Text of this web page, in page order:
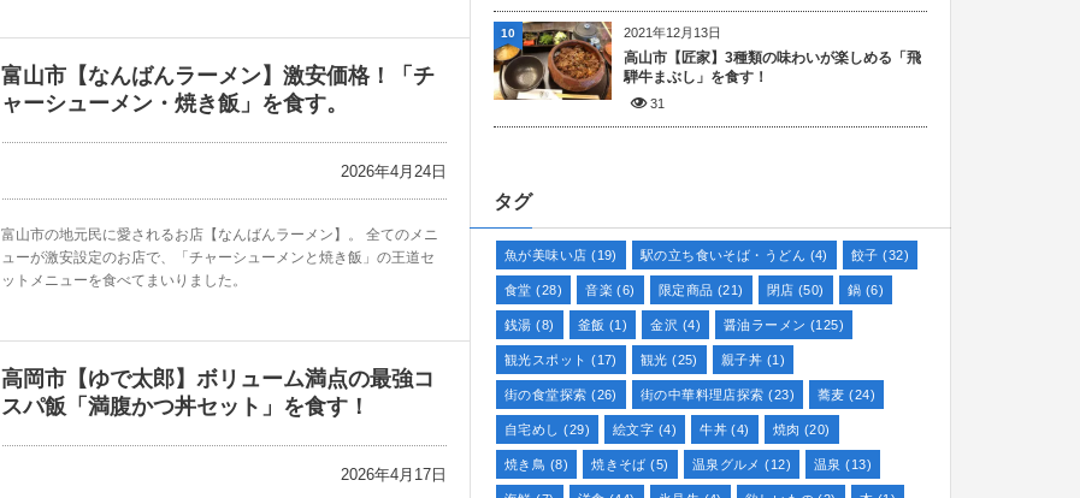
富山市【なんばんラーメン】激安価格！「チ
ャーシューメン・焼き飯」を食す。
2026年4月24日
富山市の地元民に愛されるお店【なんばんラーメン】。 全てのメニ
ューが激安設定のお店で、「チャーシューメンと焼き飯」の王道セ
ットメニューを食べてまいりました。
高岡市【ゆで太郎】ボリューム満点の最強コ
スパ飯「満腹かつ丼セット」を食す！
2026年4月17日
2021年12月13日
高山市【匠家】3種類の味わいが楽しめる「飛
騨牛まぶし」を食す！
31
10
タグ
魚が美味い店 (19) 駅の立ち食いそば・うどん (4) 餃子 (32)
食堂 (28) 音楽 (6) 限定商品 (21) 閉店 (50) 鍋 (6)
銭湯 (8) 釜飯 (1) 金沢 (4) 醤油ラーメン (125)
観光スポット (17) 観光 (25) 親子丼 (1)
街の食堂探索 (26) 街の中華料理店探索 (23) 蕎麦 (24)
自宅めし (29) 絵文字 (4) 牛丼(4) 焼肉 (20)
焼き鳥 (8) 焼きそば (5) 温泉グルメ (12) 温泉 (13)